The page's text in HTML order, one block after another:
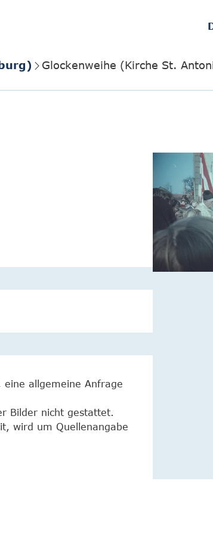
Glockenweihe (Kirche St.
eine allgemeine Anfrage
Bilder nicht gestattet.
wird um Quellenangabe